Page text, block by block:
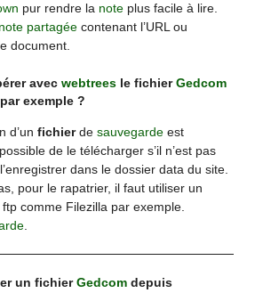
pur rendre la noteplus facile à lire.
note partagéecontenant l’URL ou
document.
avecwebtrees le fichierGedcom
par exemple ?
d’un fichierde sauvegardeest
de le télécharger s’il n’est pas
dans le dossier data du site.
pour le rapatrier, il faut utiliser un
comme Filezilla par exemple.
.
un fichierGedcom depuis